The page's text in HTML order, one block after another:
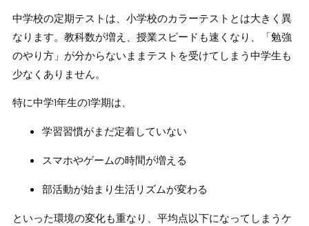
中学校の定期テストは、小学校のカラーテストとは大きく異
なります。教科数が増え、授業スピードも速くなり、「勉強
のやり方」が分からないままテストを受けてしまう中学生も
少なくありません。
特に中学1年生の1学期は、
学習習慣がまだ定着していない
スマホやゲームの時間が増える
部活動が始まり生活リズムが変わる
といった環境の変化も重なり、平均点以下になってしまうケ